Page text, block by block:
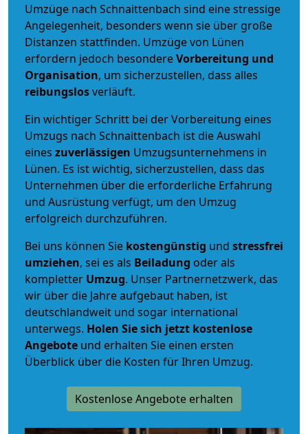
Umzüge nach Schnaittenbach sind eine stressige
Angelegenheit, besonders wenn sie über große
Distanzen stattfinden. Umzüge von Lünen
erfordern jedoch besondereVorbereitung und
Organisation, um sicherzustellen, dass alles
reibungslosverläuft.
Ein wichtiger Schritt bei der Vorbereitung eines
Umzugs nach Schnaittenbach ist die Auswahl
eines zuverlässigen Umzugsunternehmens in
Lünen. Es ist wichtig, sicherzustellen, dass das
Unternehmen über die erforderliche Erfahrung
und Ausrüstung verfügt, um den Umzug
erfolgreich durchzuführen.
Bei uns können Sie kostengünstig und stressfrei
umziehen, sei es als Beiladung oder als
kompletter Umzug. Unser Partnernetzwerk, das
wir über die Jahre aufgebaut haben, ist
deutschlandweit und sogar international
unterwegs. Holen Sie sich jetzt kostenlose
Angebote und erhalten Sie einen ersten
Überblick über die Kosten für Ihren Umzug.
Kostenlose Angebote erhalten